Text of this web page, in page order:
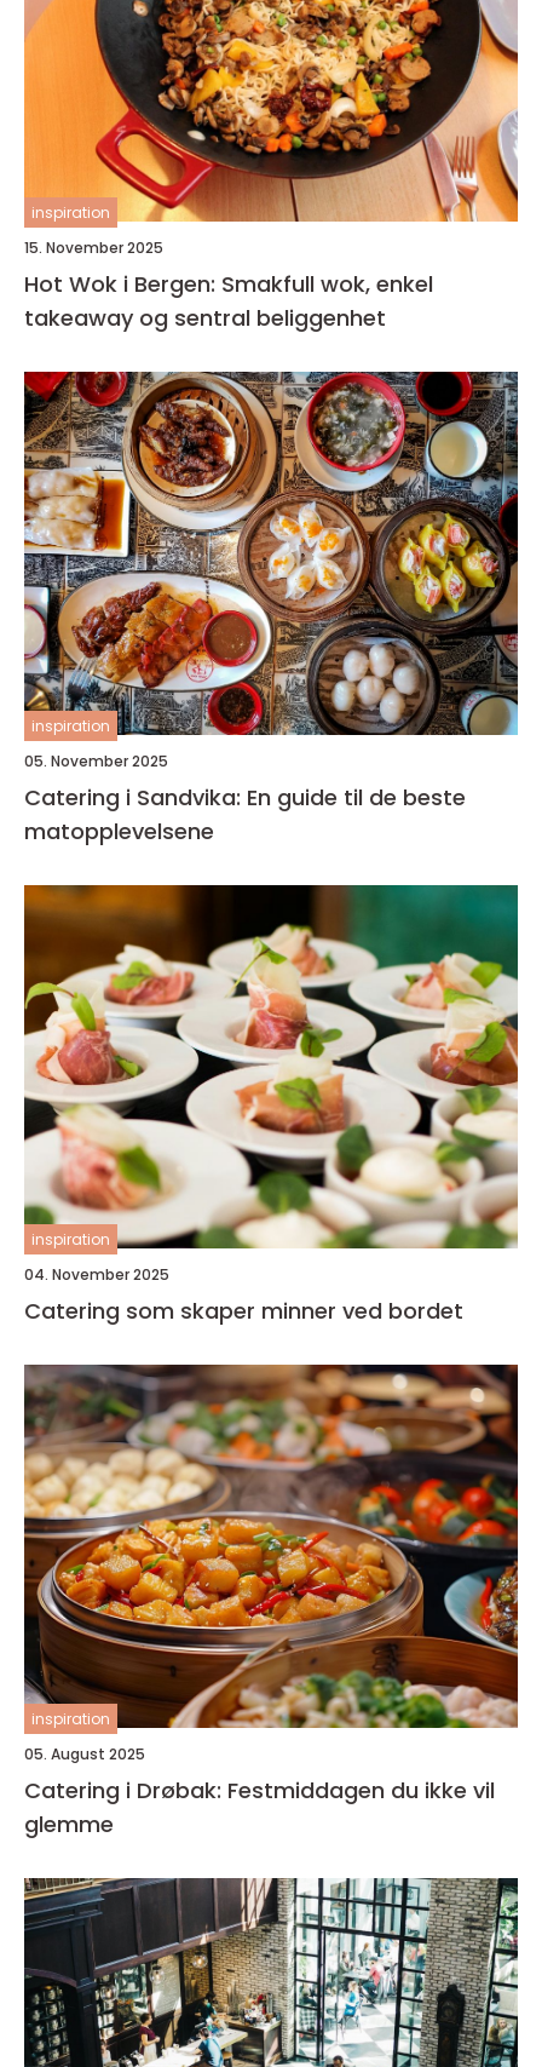
inspiration
15. November 2025
Hot Wok i Bergen: Smakfull wok, enkel
takeaway og sentral beliggenhet
inspiration
05. November 2025
Catering i Sandvika: En guide til de beste
matopplevelsene
inspiration
04. November 2025
Catering som skaper minner ved bordet
inspiration
05. August 2025
Catering i Drøbak: Festmiddagen du ikke vil
glemme